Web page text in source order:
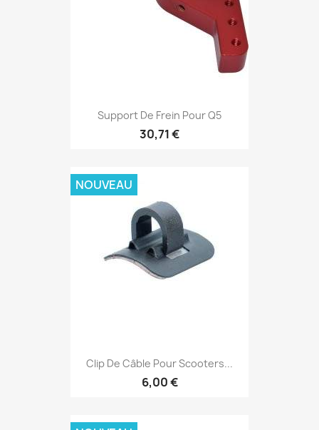
Support De Frein Pour Q5
30,71 €
Clip De Câble Pour Scooters...
6,00 €
NOUVEAU